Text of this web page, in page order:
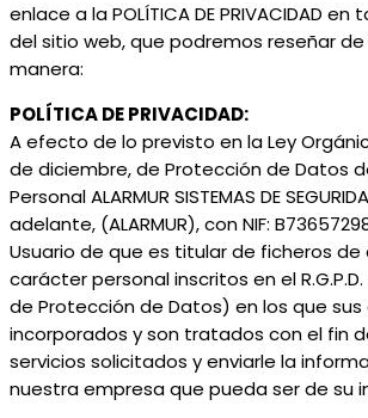
enlace a la POLÍTICA DE PRIVACIDAD
del sitio web, que podremos reseñar
manera:
POLÍTICA DE PRIVACIDAD:
A efecto de lo previsto en la Ley
de diciembre, de Protección de Datos
Personal ALARMUR SISTEMAS DE
adelante, (ALARMUR), con NIF:
Usuario de que es titular de ficheros
carácter personal inscritos en el
de Protección de Datos) en los que
incorporados y son tratados con el fin
servicios solicitados y enviarle la
nuestra empresa que pueda ser de su